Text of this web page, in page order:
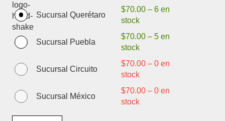
Sucursal Querétaro
$70.00 –6 en
stock
Sucursal Puebla
$70.00 –5 en
stock
Sucursal Circuito
$70.00 –0 en
stock
Sucursal México
$70.00 –0 en
stock